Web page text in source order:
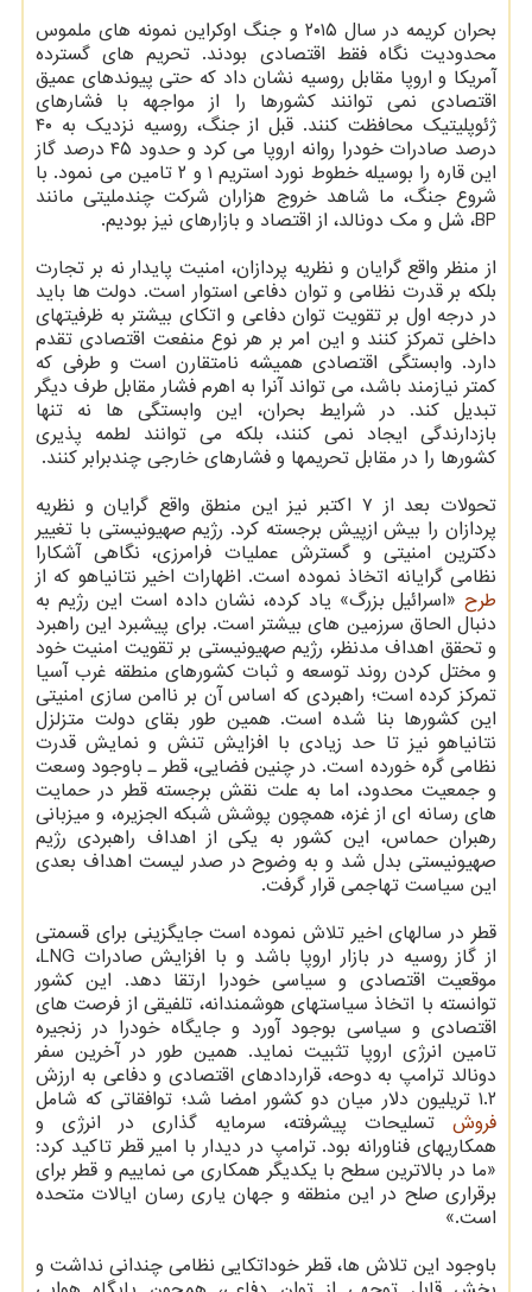
بحران کریمه در سال ۲۰۱۵ و جنگ اوکراین نمونه های ملموس
محدودیت نگاه فقط اقتصادی بودند. تحریم های گسترده
آمریکا و اروپا مقابل روسیه نشان داد که حتی پیوندهای عمیق
اقتصادی نمی توانند کشورها را از مواجهه با فشارهای
ژئوپلیتیک محافظت کنند. قبل از جنگ، روسیه نزدیک به ۴۰
درصد صادرات خودرا روانه اروپا می کرد و حدود ۴۵ درصد گاز
این قاره را بوسیله خطوط نورد استریم ۱ و ۲ تامین می نمود. با
شروع جنگ، ما شاهد خروج هزاران شرکت چندملیتی مانند
BP، شل و مک دونالد، از اقتصاد و بازارهای نیز بودیم.
از منظر واقع گرایان و نظریه پردازان، امنیت پایدار نه بر تجارت
بلکه بر قدرت نظامی و توان دفاعی استوار است. دولت ها باید
در درجه اول بر تقویت توان دفاعی و اتکای بیشتر به ظرفیتهای
داخلی تمرکز کنند و این امر بر هر نوع منفعت اقتصادی تقدم
دارد. وابستگی اقتصادی همیشه نامتقارن است و طرفی که
کمتر نیازمند باشد، می تواند آنرا به اهرم فشار مقابل طرف دیگر
تبدیل کند. در شرایط بحران، این وابستگی ها نه تنها
بازدارندگی ایجاد نمی کنند، بلکه می توانند لطمه پذیری
کشورها را در مقابل تحریمها و فشارهای خارجی چندبرابر کنند.
تحولات بعد از ۷ اکتبر نیز این منطق واقع گرایان و نظریه
پردازان را بیش ازپیش برجسته کرد. رژیم صهیونیستی با تغییر
دکترین امنیتی و گسترش عملیات فرامرزی، نگاهی آشکارا
نظامی گرایانه اتخاذ نموده است. اظهارات اخیر نتانیاهو که از
طرح «اسرائیل بزرگ» یاد کرده، نشان داده است این رژیم به
دنبال الحاق سرزمین های بیشتر است. برای پیشبرد این راهبرد
و تحقق اهداف مدنظر، رژیم صهیونیستی بر تقویت امنیت خود
و مختل کردن روند توسعه و ثبات کشورهای منطقه غرب آسیا
تمرکز کرده است؛ راهبردی که اساس آن بر ناامن سازی امنیتی
این کشورها بنا شده است. همین طور بقای دولت متزلزل
نتانیاهو نیز تا حد زیادی با افزایش تنش و نمایش قدرت
نظامی گره خورده است. در چنین فضایی، قطر ـ باوجود وسعت
و جمعیت محدود، اما به علت نقش برجسته قطر در حمایت
های رسانه ای از غزه، همچون پوشش شبکه الجزیره، و میزبانی
رهبران حماس، این کشور به یکی از اهداف راهبردی رژیم
صهیونیستی بدل شد و به وضوح در صدر لیست اهداف بعدی
این سیاست تهاجمی قرار گرفت.
قطر در سالهای اخیر تلاش نموده است جایگزینی برای قسمتی
از گاز روسیه در بازار اروپا باشد و با افزایش صادرات LNG،
موقعیت اقتصادی و سیاسی خودرا ارتقا دهد. این کشور
توانسته با اتخاذ سیاستهای هوشمندانه، تلفیقی از فرصت های
اقتصادی و سیاسی بوجود آورد و جایگاه خودرا در زنجیره
تامین انرژی اروپا تثبیت نماید. همین طور در آخرین سفر
دونالد ترامپ به دوحه، قراردادهای اقتصادی و دفاعی به ارزش
۱.۲ تریلیون دلار میان دو کشور امضا شد؛ توافقاتی که شامل
فروش تسلیحات پیشرفته، سرمایه گذاری در انرژی و
همکاریهای فناورانه بود. ترامپ در دیدار با امیر قطر تاکید کرد:
«ما در بالاترین سطح با یکدیگر همکاری می نماییم و قطر برای
برقراری صلح در این منطقه و جهان یاری رسان ایالات متحده
است.»
باوجود این تلاش ها، قطر خوداتکایی نظامی چندانی نداشت و